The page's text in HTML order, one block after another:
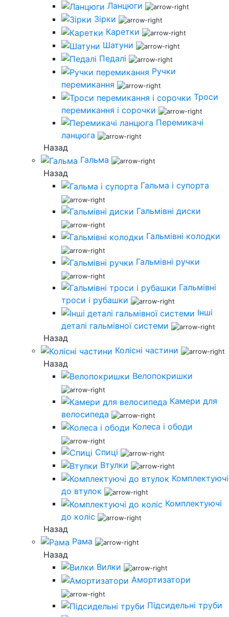
Ланцюги
Зірки
Каретки
Шатуни
Педалі
Ручки
перемикання
Троси
перемикання і сорочки
Перемикачі
ланцюга
Назад
Гальма
Назад
Гальма і супорта
Гальмівні диски
Гальмівні колодки
Гальмівні ручки
Гальмівні
троси і рубашки
Інші
деталі гальмівної системи
Назад
Колісні частини
Назад
Велопокришки
Камери для
велосипеда
Колеса і ободи
Спиці
Втулки
Комплектуючі
до втулок
Комплектуючі
до коліс
Назад
Рама
Назад
Вилки
Амортизатори
Підсидельні труби